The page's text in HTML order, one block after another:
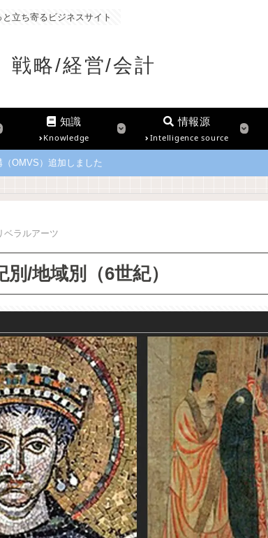
立ち寄るビジネスサイト
戦略/経営/会計
知識
Knowledge
情報源
Intelligence source
OMVS）追加しました
ベラルアーツ
/地域別（6世紀）